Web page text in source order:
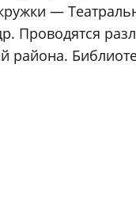
—
Проводятся
района.